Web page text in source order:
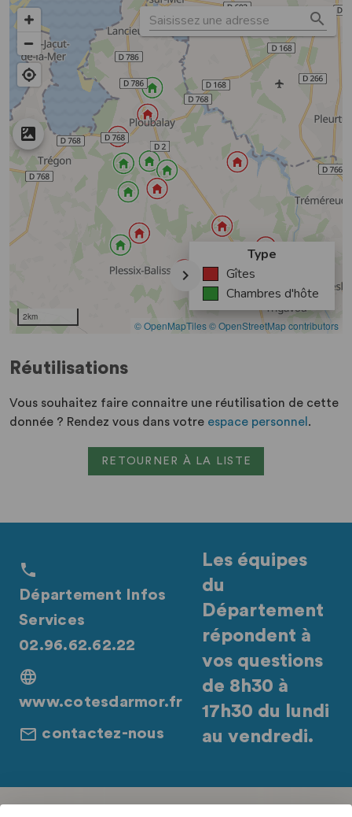
Réutilisations
Vous souhaitez faire connaitre une réutilisation de cette
donnée ? Rendez vous dans votre espace personnel .
RETOURNER À LA LISTE
Département Infos
Services
02.96.62.62.22
www.cotesdarmor.fr
contactez-nous
Les équipes
du
Département
répondent à
vos questions
de 8h30 à
17h30 du lundi
au vendredi.